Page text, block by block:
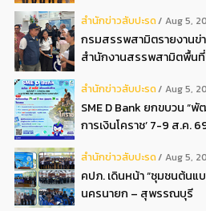
อิสลามแห่งอนาคต
สํานักข่าวสับปะรด Aug 5,
กรมสรรพสามิตรายงานข่
สำนักงานสรรพสามิตพื้น
สํานักข่าวสับปะรด Aug 5,
SME D Bank ยกขบวน “
การเงินโคราช’ 7-9 ส.ค.
สํานักข่าวสับปะรด Aug 5,
คปภ. เดินหน้า “ชุมชนต้น
นครนายก – สุพรรณบุรี